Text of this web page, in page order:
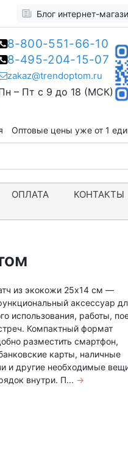
Блог интернет-
Оптовые цены уже от 1
8-800-551-66-10
8-495-204-15-07
zakaz@trendoptom.ru
– Пт с 9 до 18 (МСК)
ОПЛАТА КОНТАКТЫ
из экокожи 25х14 см —
аксессуар
использования, работы,
Компактный формат
разместить смартфон,
карты, наличные
и другие необходимые
внутри. П... →